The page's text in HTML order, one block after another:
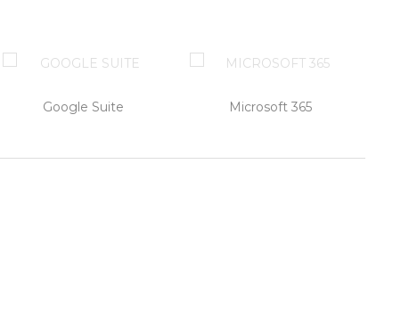
Google Suite Microsoft 365